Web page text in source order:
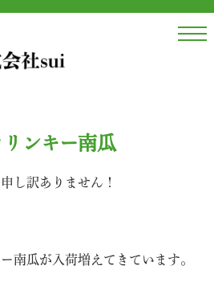
ンキー南瓜
し訳ありません！
南瓜が入荷増えてきています。